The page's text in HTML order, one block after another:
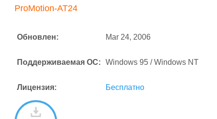
ProMotion-AT24
Обновлен: Mar 24, 2006
Поддерживаемая ОС: Windows 95 / Windows NT
Лицензия: Бесплатно